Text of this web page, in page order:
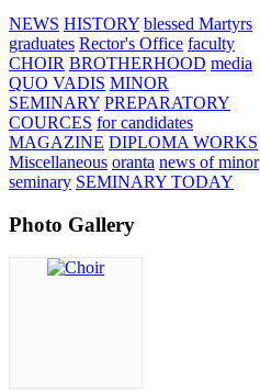
NEWS HISTORY blessed Martyrs
graduates Rector's Office faculty
CHOIR BROTHERHOOD media
QUO VADIS MINOR
SEMINARY PREPARATORY
COURCES for candidates
MAGAZINE DIPLOMA WORKS
Miscellaneous oranta news of minor
seminary SEMINARY TODAY
Photo Gallery